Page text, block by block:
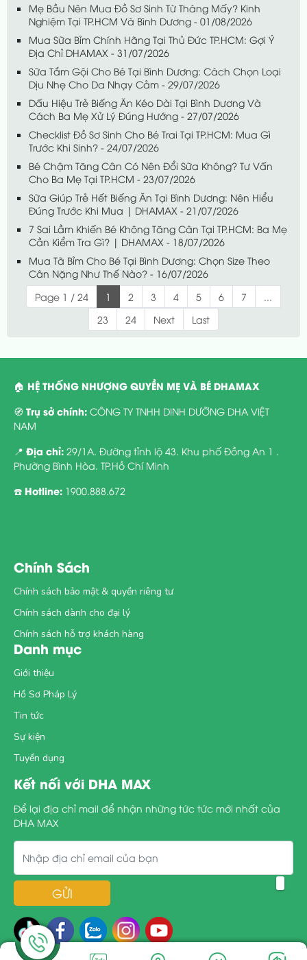
Mẹ Bầu Nên Mua Đồ Sơ Sinh Từ Tháng Mấy? Kinh
Nghiệm Tại TP.HCM Và Bình Dương - 01/08/2026
Mua Sữa Bỉm Chính Hãng Tại Thủ Đức TP.HCM: Gợi Ý
Địa Chỉ DHAMAX - 31/07/2026
Sữa Tắm Gội Cho Bé Tại Bình Dương: Cách Chọn Loại
Dịu Nhẹ Cho Da Nhạy Cảm - 29/07/2026
Dấu Hiệu Trẻ Biếng Ăn Kéo Dài Tại Bình Dương Và
Cách Ba Mẹ Xử Lý Đúng Hướng - 27/07/2026
Checklist Đồ Sơ Sinh Cho Bé Trai Tại TP.HCM: Mua Gì
Trước Khi Sinh? - 24/07/2026
Bé Chậm Tăng Cân Có Nên Đổi Sữa Không? Tư Vấn
Cho Ba Mẹ Tại TP.HCM - 23/07/2026
Sữa Giúp Trẻ Hết Biếng Ăn Tại Bình Dương: Nên Hiểu
Đúng Trước Khi Mua | DHAMAX - 21/07/2026
7 Sai Lầm Khiến Bé Không Tăng Cân Tại TP.HCM: Ba Mẹ
Cần Kiểm Tra Gì? | DHAMAX - 18/07/2026
Mua Tã Bỉm Cho Bé Tại Bình Dương: Chọn Size Theo
Cân Nặng Như Thế Nào? - 16/07/2026
Page 1 / 24
1 2 3 4 5 6 7
23
24 Next Last
🏠 HỆ THỐNG NHƯỢNG QUYỀN MẸ VÀ BÉ DHAMAX
🧭 Trụ sở chính: CÔNG TY TNHH DINH DƯỠNG DHA VIỆT
NAM
📍 Địa chỉ: 29/1A. Đường tỉnh lộ 43. Khu phố Đồng An 1 .
Phường Bình Hòa. TP.Hồ Chí Minh
☎️ Hotline: 1900.888.672
Chính Sách
Chính sách bảo mật & quyền riêng tư
Chính sách dành cho đại lý
Chính sách hỗ trợ khách hàng
Danh mục
Giới thiệu
Hồ Sơ Pháp Lý
Tin tức
Sự kiện
Tuyển dụng
Kết nối với DHA MAX
Để lại địa chỉ mail để nhận những tức tức mới nhất của
DHA MAX
GỬI